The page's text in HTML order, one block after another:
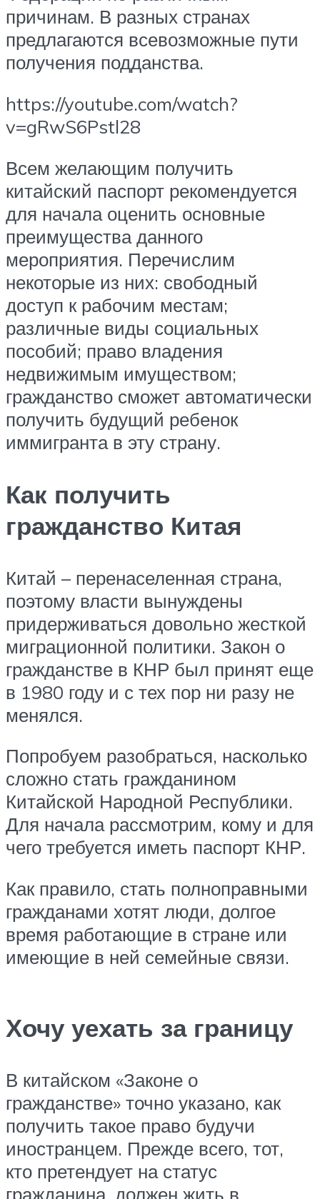
причинам. В разных странах
предлагаются всевозможные пути
получения подданства.
https://youtube.com/watch?
v=gRwS6Pstl28
Всем желающим получить
китайский паспорт рекомендуется
для начала оценить основные
преимущества данного
мероприятия. Перечислим
некоторые из них: свободный
доступ к рабочим местам;
различные виды социальных
пособий; право владения
недвижимым имуществом;
гражданство сможет автоматически
получить будущий ребенок
иммигранта в эту страну.
Как получить
гражданство Китая
Китай – перенаселенная страна,
поэтому власти вынуждены
придерживаться довольно жесткой
миграционной политики. Закон о
гражданстве в КНР был принят еще
в 1980 году и с тех пор ни разу не
менялся.
Попробуем разобраться, насколько
сложно стать гражданином
Китайской Народной Республики.
Для начала рассмотрим, кому и для
чего требуется иметь паспорт КНР.
Как правило, стать полноправными
гражданами хотят люди, долгое
время работающие в стране или
имеющие в ней семейные связи.
Хочу уехать за границу
В китайском «Законе о
гражданстве» точно указано, как
получить такое право будучи
иностранцем. Прежде всего, тот,
кто претендует на статус
гражданина, должен жить в